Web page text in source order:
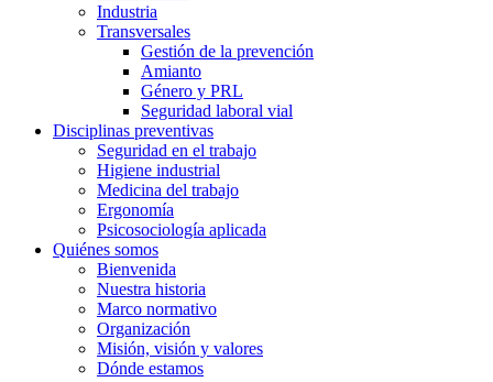
Industria
Transversales
Gestión de la prevención
Amianto
Género y PRL
Seguridad laboral vial
Disciplinas preventivas
Seguridad en el trabajo
Higiene industrial
Medicina del trabajo
Ergonomía
Psicosociología aplicada
Quiénes somos
Bienvenida
Nuestra historia
Marco normativo
Organización
Misión, visión y valores
Dónde estamos